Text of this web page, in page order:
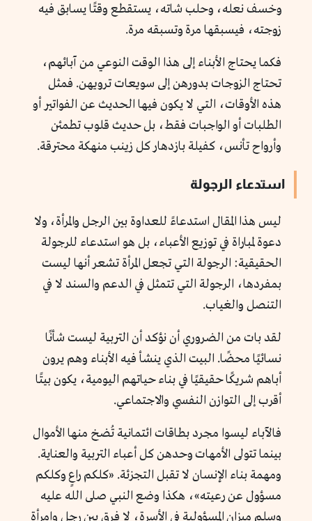
وخسف نعله، وحلب شاته، يستقطع وقتًا يسابق فيه
زوجته، فيسبقها مرة وتسبقه مرة.
فكما يحتاج الأبناء إلى هذا الوقت النوعي من آبائهم،
تحتاج الزوجات بدورهن إلى سويعات ترويهن. فمثل
هذه الأوقات، التي لا يكون فيها الحديث عن الفواتير أو
الطلبات أو الواجبات فقط، بل حديث قلوب تطمئن
وأرواح تأنس، كفيلة بازدهار كل زينب منهكة محترقة.
استدعاء الرجولة
ليس هذا المقال استدعاءً للعداوة بين الرجل والمرأة، ولا
دعوة لمباراة في توزيع الأعباء، بل هو استدعاء للرجولة
الحقيقية: الرجولة التي تجعل المرأة تشعر أنها ليست
بمفردها، الرجولة التي تتمثل في الدعم والسند لا في
التنصل والغياب.
لقد بات من الضروري أن نؤكد أن التربية ليست شأنًا
نسائيًا محضًا. البيت الذي ينشأ فيه الأبناء وهم يرون
أباهم شريكًا حقيقيًا في بناء حياتهم اليومية، يكون بيتًا
أقرب إلى التوازن النفسي والاجتماعي.
فالآباء ليسوا مجرد بطاقات ائتمانية تُضخ منها الأموال
بينما تتولى الأمهات وحدهن كل أعباء التربية والعناية.
ومهمة بناء الإنسان لا تقبل التجزئة. «كلكم راعٍ وكلكم
مسؤول عن رعيته»، هكذا وضع النبي صلى الله عليه
وسلم ميزان المسؤولية في الأسرة، لا فرق بين رجل وامرأة